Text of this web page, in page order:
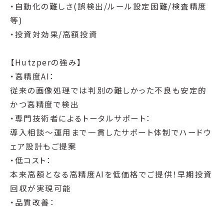
・自動化の難しさ(誤検出/ルール設定困難/検査精度
等)
・投資対効果/高額投資
【Hutzperの強み】
・高精度AI：
従来の画像処理では判別の難しかった不良も安定的
かつ高精度で検出
・専門技術者によるトータルサポート：
導入相談～運用まで一貫したサポート体制でハードウ
ェア設計もご提案
・低コスト：
本来高額となる高精度AIを低価格でご提供！早期投資
回収が実現可能
・品質改善：